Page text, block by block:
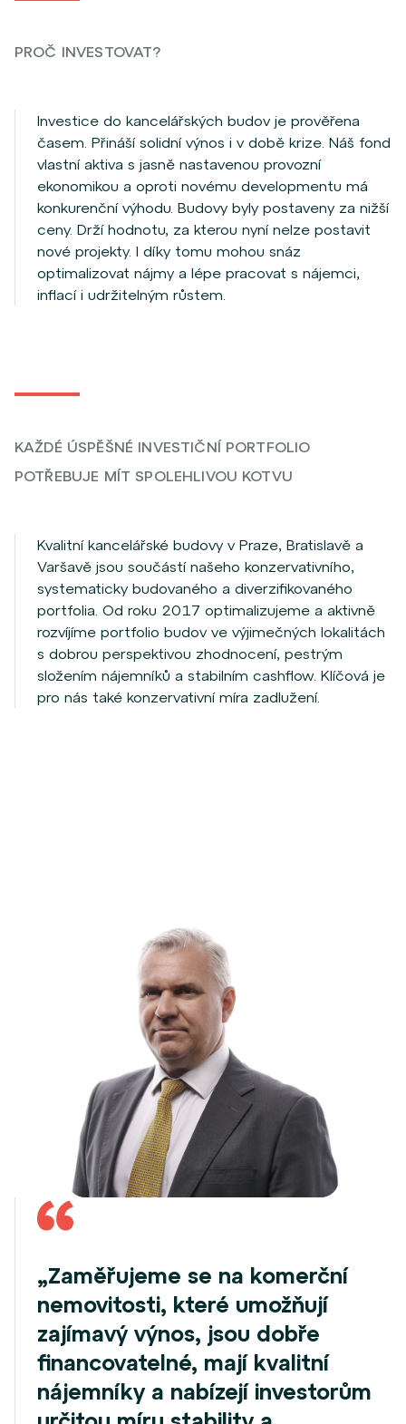
PROČ INVESTOVAT?
Investice do kancelářských budov je prověřena
časem. Přináší solidní výnos i v době krize. Náš fond
vlastní aktiva s jasně nastavenou provozní
ekonomikou a oproti novému developmentu má
konkurenční výhodu. Budovy byly postaveny za nižší
ceny. Drží hodnotu, za kterou nyní nelze postavit
nové projekty. I díky tomu mohou snáz
optimalizovat nájmy a lépe pracovat s nájemci,
inflací i udržitelným růstem.
KAŽDÉ ÚSPĚŠNÉ INVESTIČNÍ PORTFOLIO
POTŘEBUJE MÍT SPOLEHLIVOU KOTVU
Kvalitní kancelářské budovy v Praze, Bratislavě a
Varšavě jsou součástí našeho konzervativního,
systematicky budovaného a diverzifikovaného
portfolia. Od roku 2017 optimalizujeme a aktivně
rozvíjíme portfolio budov ve výjimečných lokalitách
s dobrou perspektivou zhodnocení, pestrým
složením nájemníků a stabilním cashflow. Klíčová je
pro nás také konzervativní míra zadlužení.
„Zaměřujeme se na komerční
nemovitosti, které umožňují
zajímavý výnos, jsou dobře
financovatelné, mají kvalitní
nájemníky a nabízejí investorům